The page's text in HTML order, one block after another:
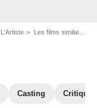
L'Artiste Les films similaires à "L'Artiste"
Casting